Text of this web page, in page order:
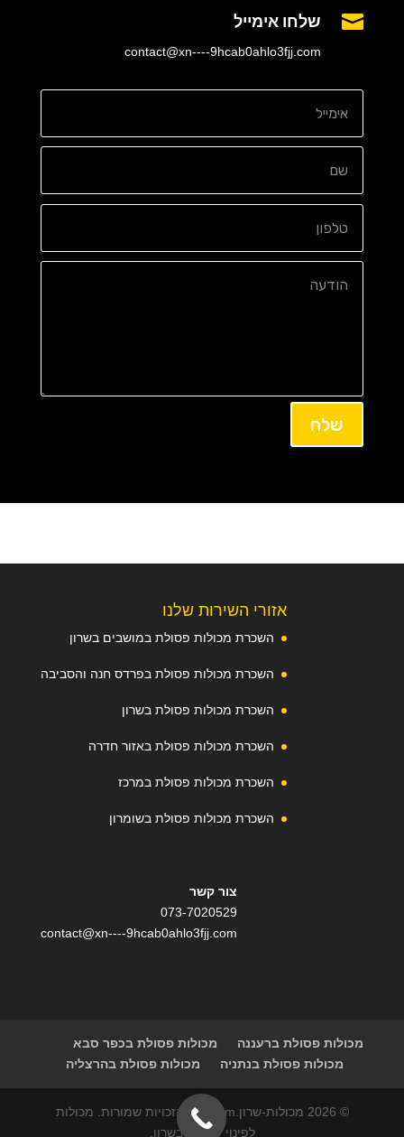
 שלחו אימייל
contact@xn----9hcab0ahlo3fjj.com
שלח
אזורי השירות שלנו
השכרת מכולות פסולת במושבים בשרון
השכרת מכולות פסולת בפרדס חנה והסביבה
השכרת מכולות פסולת בשרון
השכרת מכולות פסולת באזור חדרה
השכרת מכולות פסולת במרכז
השכרת מכולות פסולת בשומרון
צור קשר
073-7020529
contact@xn----9hcab0ahlo3fjj.com
מכולות פסולת ברעננה
מכולות פסולת בכפר סבא
מכולות פסולת בנתניה
מכולות פסולת בהרצליה
© 2026 מכולות-שרון.com | כל הזכויות שמורות. מכולות
לפינוי פסולת בשרון.